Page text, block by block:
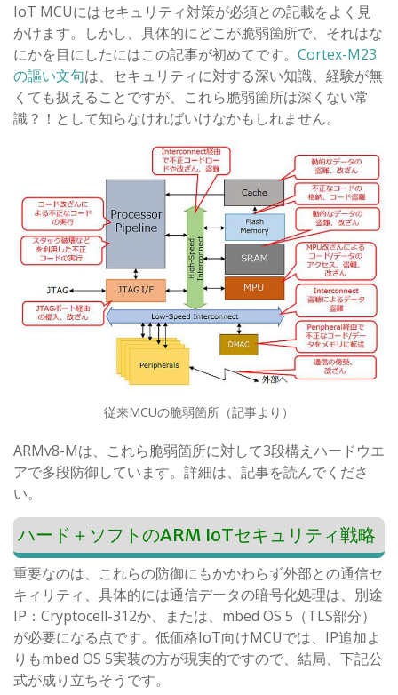
IoT MCUにはセキュリティ対策が必須との記載をよく見
かけます。しかし、具体的にどこが脆弱箇所で、それはな
にかを目にしたにはこの記事が初めてです。 Cortex-M23
の謳い文句は、セキュリティに対する深い知識、経験が無
くても扱えることですが、これら脆弱箇所は深くない常
識？！として知らなければいけなかもしれません。
従来MCUの脆弱箇所（記事より）
ARMv8-Mは、これら脆弱箇所に対して3段構えハードウエ
アで多段防御しています。詳細は、記事を読んでくださ
い。
ハード＋ソフトのARM IoTセキュリティ戦略
重要なのは、これらの防御にもかかわらず外部との通信セ
キィリティ、具体的には通信データの暗号化処理は、別途
IP：Cryptocell-312か、または、mbed OS 5（TLS部分）
が必要になる点です。低価格IoT向けMCUでは、IP追加よ
りもmbed OS 5実装の方が現実的ですので、結局、下記公
式が成り立ちそうです。